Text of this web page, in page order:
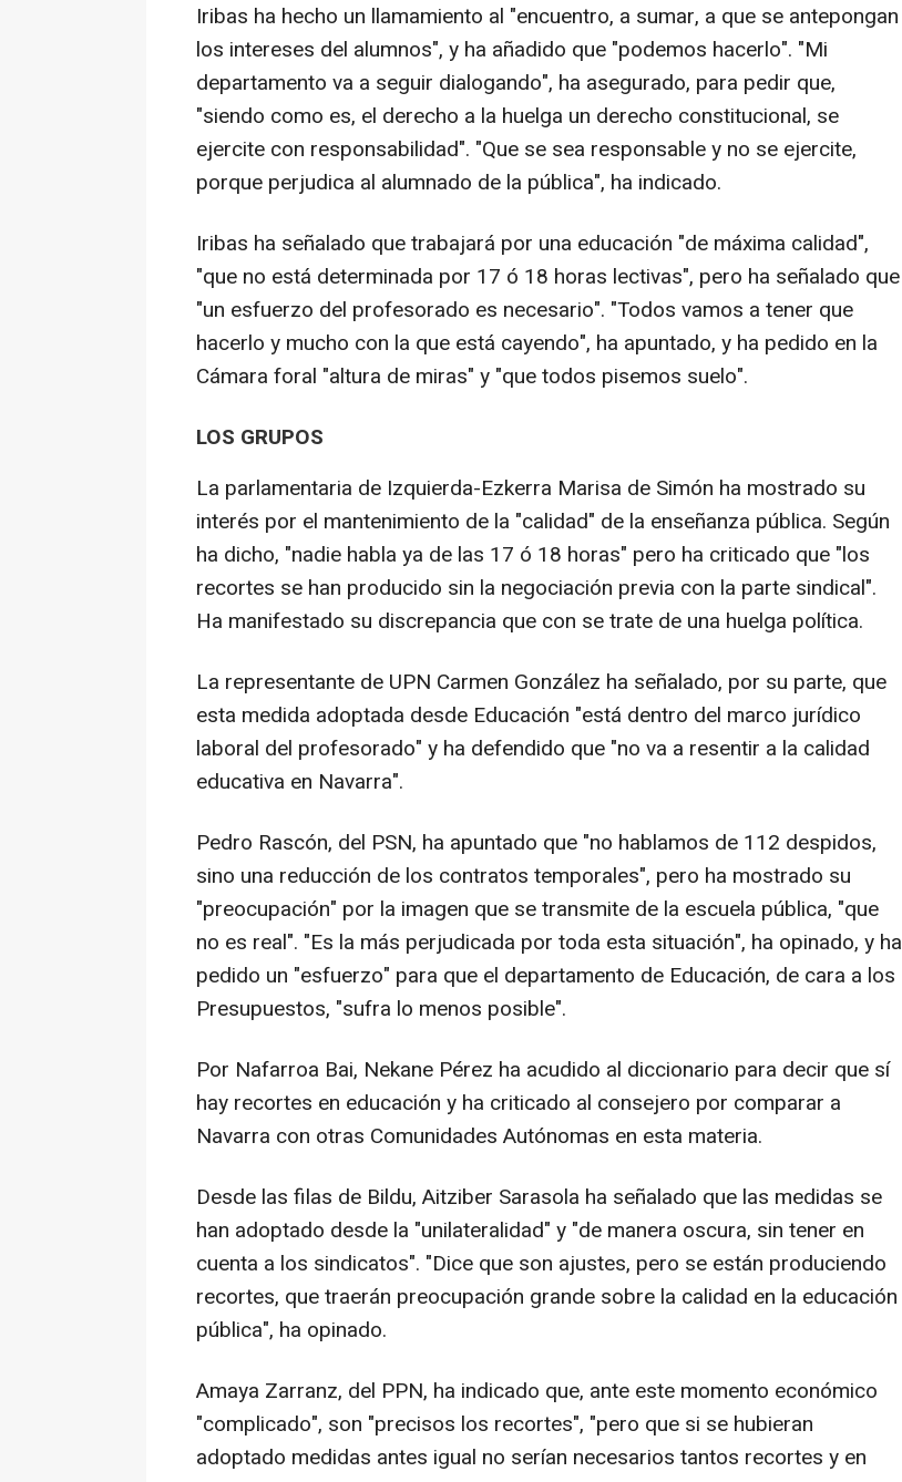
Iribas ha hecho un llamamiento al "encuentro, a sumar, a que se antepongan
los intereses del alumnos", y ha añadido que "podemos hacerlo". "Mi
departamento va a seguir dialogando", ha asegurado, para pedir que,
"siendo como es, el derecho a la huelga un derecho constitucional, se
ejercite con responsabilidad". "Que se sea responsable y no se ejercite,
porque perjudica al alumnado de la pública", ha indicado.
Iribas ha señalado que trabajará por una educación "de máxima calidad",
"que no está determinada por 17 ó 18 horas lectivas", pero ha señalado que
"un esfuerzo del profesorado es necesario". "Todos vamos a tener que
hacerlo y mucho con la que está cayendo", ha apuntado, y ha pedido en la
Cámara foral "altura de miras" y "que todos pisemos suelo".
LOS GRUPOS
La parlamentaria de Izquierda-Ezkerra Marisa de Simón ha mostrado su
interés por el mantenimiento de la "calidad" de la enseñanza pública. Según
ha dicho, "nadie habla ya de las 17 ó 18 horas" pero ha criticado que "los
recortes se han producido sin la negociación previa con la parte sindical".
Ha manifestado su discrepancia que con se trate de una huelga política.
La representante de UPN Carmen González ha señalado, por su parte, que
esta medida adoptada desde Educación "está dentro del marco jurídico
laboral del profesorado" y ha defendido que "no va a resentir a la calidad
educativa en Navarra".
Pedro Rascón, del PSN, ha apuntado que "no hablamos de 112 despidos,
sino una reducción de los contratos temporales", pero ha mostrado su
"preocupación" por la imagen que se transmite de la escuela pública, "que
no es real". "Es la más perjudicada por toda esta situación", ha opinado, y ha
pedido un "esfuerzo" para que el departamento de Educación, de cara a los
Presupuestos, "sufra lo menos posible".
Por Nafarroa Bai, Nekane Pérez ha acudido al diccionario para decir que sí
hay recortes en educación y ha criticado al consejero por comparar a
Navarra con otras Comunidades Autónomas en esta materia.
Desde las filas de Bildu, Aitziber Sarasola ha señalado que las medidas se
han adoptado desde la "unilateralidad" y "de manera oscura, sin tener en
cuenta a los sindicatos". "Dice que son ajustes, pero se están produciendo
recortes, que traerán preocupación grande sobre la calidad en la educación
pública", ha opinado.
Amaya Zarranz, del PPN, ha indicado que, ante este momento económico
"complicado", son "precisos los recortes", "pero que si se hubieran
adoptado medidas antes igual no serían necesarios tantos recortes y en